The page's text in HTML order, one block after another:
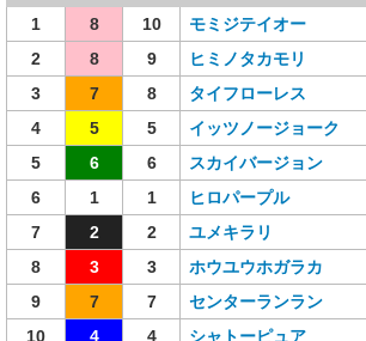
1 8 10 モミジテイオー
2
8 9 ヒミノタカモリ
3
7 8 タイフローレス
4
5 5 イッツノージョーク
5
6 6 スカイバージョン
6
1 1 ヒロパープル
7
2 2 ユメキラリ
8
3 3 ホウユウホガラカ
9
7 7 センターランラン
10
4 4 シャトーピュア